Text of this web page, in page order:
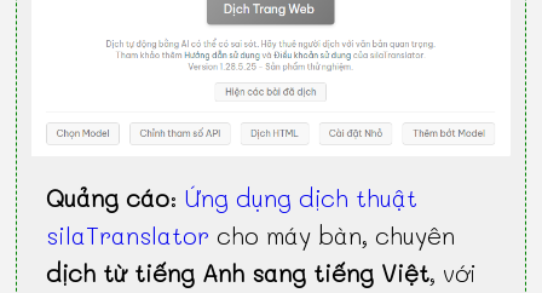
Quảng cáo:Ứng dụng dịch thuật
silaTranslator cho máy bàn, chuyên
dịch từ tiếng Anh sang tiếng Việt, với